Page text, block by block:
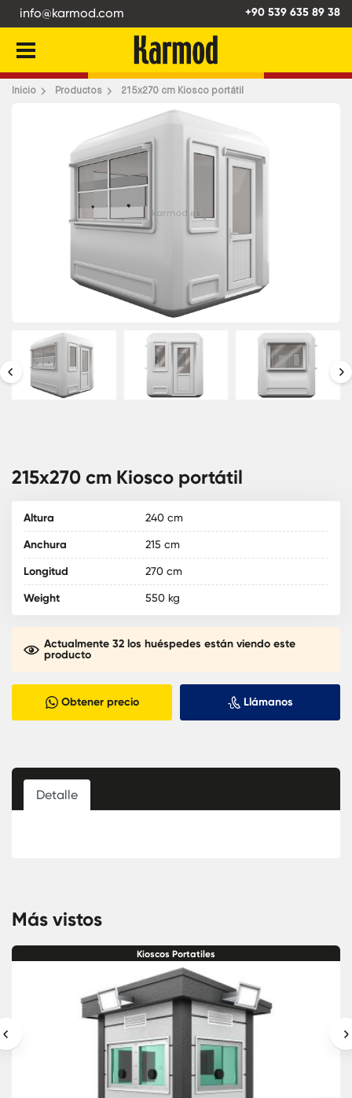
info@karmod.com +90 539 635 89 38
Inicio Productos 215x270 cm Kiosco portátil
215x270 cm Kiosco portátil
Altura 240 cm
Anchura 215 cm
Longitud 270 cm
Weight 550 kg
Actualmente 32 los huéspedes están viendo este
producto
Obtener precio Llámanos
Detalle
Más vistos
Kioscos Portatiles